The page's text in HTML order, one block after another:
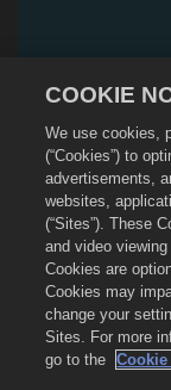
2026Social Point S.L.
商標です。 無断複写・
います。オファーは
COOKIE
We use cookies,
(“Cookies”) to
advertisements,
websites,
(“Sites”). These
and video
Cookies are
Cookies may
change your
Sites. For more
go to the